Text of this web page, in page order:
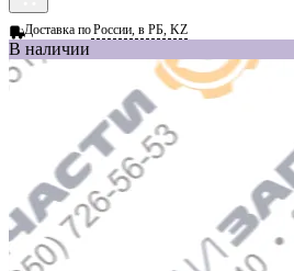
Доставка поРоссии, в РБ, KZ
В наличии